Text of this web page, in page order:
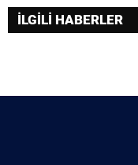
İLGİLİ HABERLER